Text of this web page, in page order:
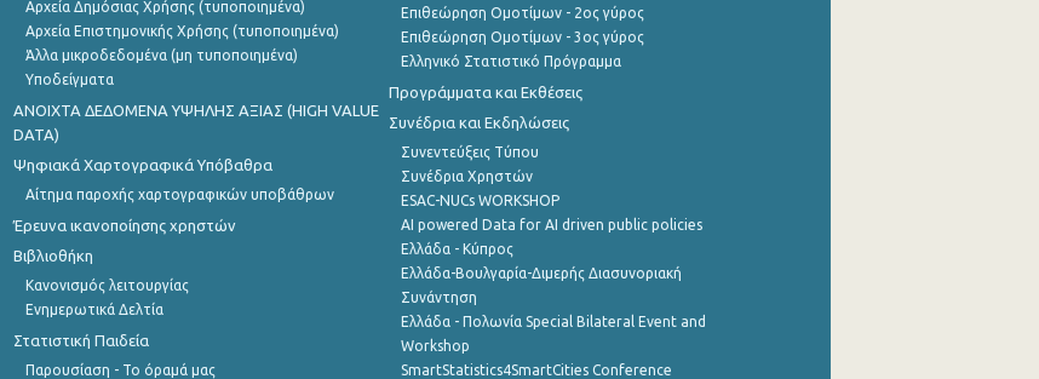
Αρχεία Δημόσιας Χρήσης (τυποποιημένα)
Αρχεία Επιστημονικής Χρήσης (τυποποιημένα)
Άλλα μικροδεδομένα (μη τυποποιημένα)
Υποδείγματα
ANOIXTA ΔΕΔΟΜΕΝΑ ΥΨΗΛΗΣ ΑΞΙΑΣ (HIGH VALUE
DATA)
Ψηφιακά Χαρτογραφικά Υπόβαθρα
Αίτημα παροχής χαρτογραφικών υποβάθρων
Έρευνα ικανοποίησης χρηστών
Βιβλιοθήκη
Κανονισμός λειτουργίας
Ενημερωτικά Δελτία
Στατιστική Παιδεία
Παρουσίαση - Το όραμά μας
Επιθεώρηση Ομοτίμων - 2ος γύρος
Επιθεώρηση Ομοτίμων - 3ος γύρος
Ελληνικό Στατιστικό Πρόγραμμα
Προγράμματα και Εκθέσεις
Συνέδρια και Εκδηλώσεις
Συνεντεύξεις Τύπου
Συνέδρια Χρηστών
ESAC-NUCs WORKSHOP
AI powered Data for AI driven public policies
Ελλάδα - Κύπρος
Ελλάδα-Βουλγαρία-Διμερής Διασυνοριακή
Συνάντηση
Ελλάδα - Πολωνία Special Bilateral Event and
Workshop
SmartStatistics4SmartCities Conference